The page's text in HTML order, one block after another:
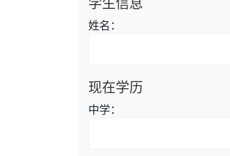
姓名：
现在学历
中学：